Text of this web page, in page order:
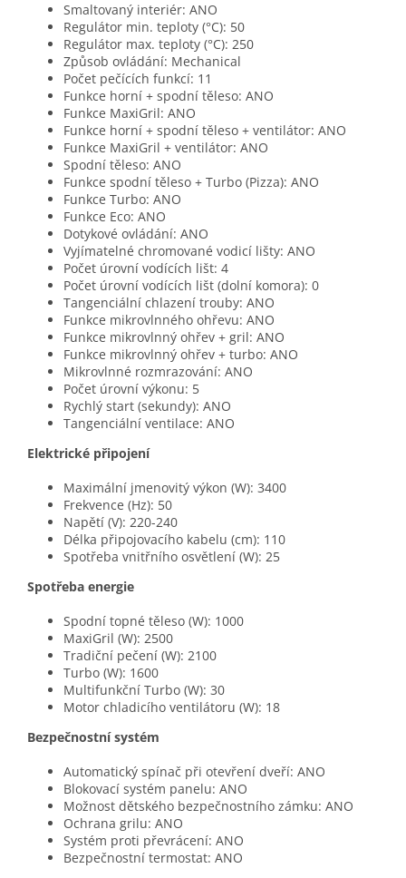
Smaltovaný interiér: ANO
Regulátor min. teploty (°C): 50
Regulátor max. teploty (°C): 250
Způsob ovládání: Mechanical
Počet pečících funkcí: 11
Funkce horní + spodní těleso: ANO
Funkce MaxiGril: ANO
Funkce horní + spodní těleso + ventilátor: ANO
Funkce MaxiGril + ventilátor: ANO
Spodní těleso: ANO
Funkce spodní těleso + Turbo (Pizza): ANO
Funkce Turbo: ANO
Funkce Eco: ANO
Dotykové ovládání: ANO
Vyjímatelné chromované vodicí lišty: ANO
Počet úrovní vodících lišt: 4
Počet úrovní vodících lišt (dolní komora): 0
Tangenciální chlazení trouby: ANO
Funkce mikrovlnného ohřevu: ANO
Funkce mikrovlnný ohřev + gril: ANO
Funkce mikrovlnný ohřev + turbo: ANO
Mikrovlnné rozmrazování: ANO
Počet úrovní výkonu: 5
Rychlý start (sekundy): ANO
Tangenciální ventilace: ANO
Elektrické připojení
Maximální jmenovitý výkon (W): 3400
Frekvence (Hz): 50
Napětí (V): 220-240
Délka připojovacího kabelu (cm): 110
Spotřeba vnitřního osvětlení (W): 25
Spotřeba energie
Spodní topné těleso (W): 1000
MaxiGril (W): 2500
Tradiční pečení (W): 2100
Turbo (W): 1600
Multifunkční Turbo (W): 30
Motor chladicího ventilátoru (W): 18
Bezpečnostní systém
Automatický spínač při otevření dveří: ANO
Blokovací systém panelu: ANO
Možnost dětského bezpečnostního zámku: ANO
Ochrana grilu: ANO
Systém proti převrácení: ANO
Bezpečnostní termostat: ANO